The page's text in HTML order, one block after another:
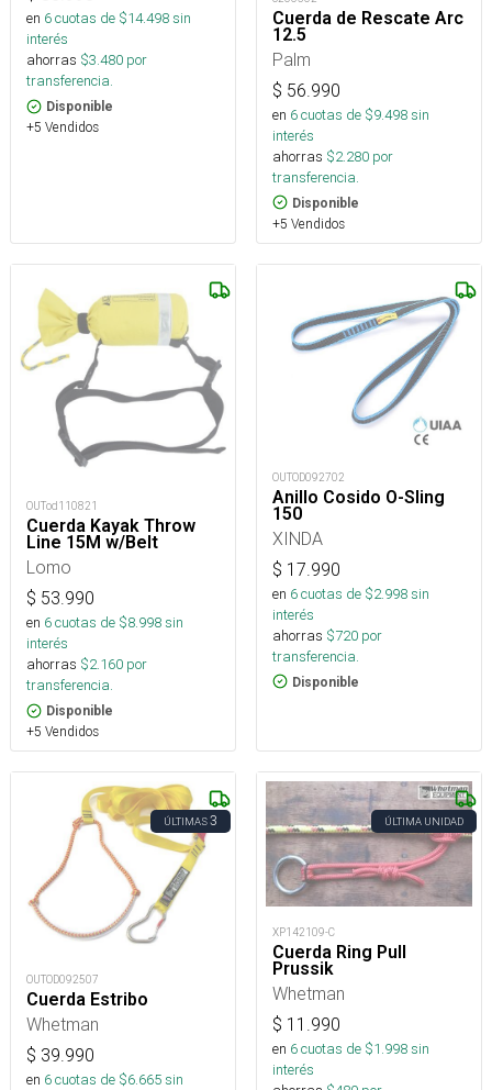
en 6cuotas de $14.498sin
interés
ahorras $3.480 por
transferencia.
Disponible
+5 Vendidos
Cuerda de Rescate Arc
12.5
Palm
$ 56.990
en 6cuotas de $9.498sin
interés
ahorras $2.280 por
transferencia.
Disponible
+5 Vendidos
OUTod110821
Cuerda Kayak Throw
Line 15M w/Belt
Lomo
$ 53.990
en 6cuotas de $8.998sin
interés
ahorras $2.160 por
transferencia.
Disponible
+5 Vendidos
OUTOD092702
Anillo Cosido O-Sling
150
XINDA
$ 17.990
en 6cuotas de $2.998sin
interés
ahorras $720 por
transferencia.
Disponible
ÚLTIMAS3
OUTOD092507
Cuerda Estribo
Whetman
$ 39.990
en 6cuotas de $6.665sin
ÚLTIMA UNIDAD
XP142109-C
Cuerda Ring Pull
Prussik
Whetman
$ 11.990
en 6cuotas de $1.998sin
interés